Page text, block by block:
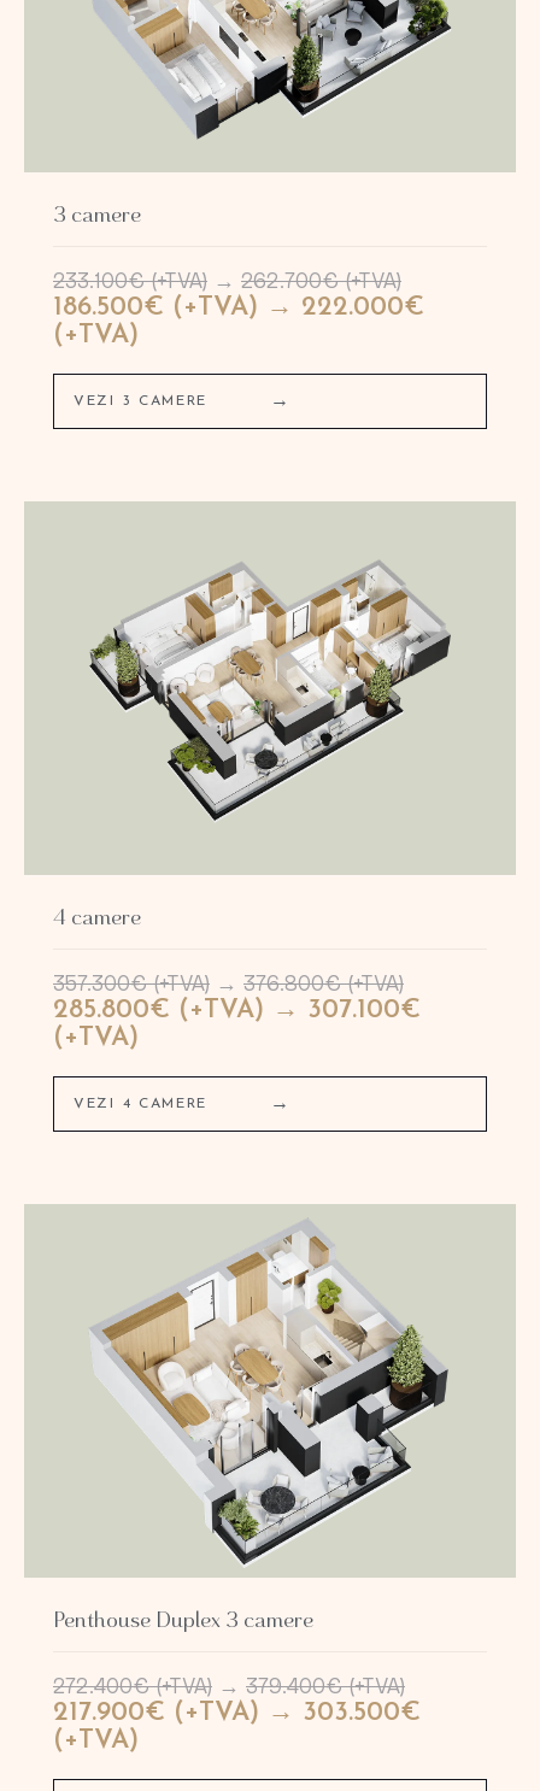
3 camere
233.100€ (+TVA) → 262.700€ (+TVA)
186.500€ (+TVA) → 222.000€
(+TVA)
VEZI 3 CAMERE →
4 camere
357.300€ (+TVA) → 376.800€ (+TVA)
285.800€ (+TVA) → 307.100€
(+TVA)
VEZI 4 CAMERE →
Penthouse Duplex 3 camere
272.400€ (+TVA) → 379.400€ (+TVA)
217.900€ (+TVA) → 303.500€
(+TVA)